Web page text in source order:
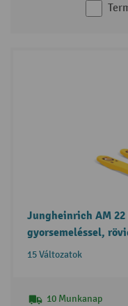
Jungheinrich AM
gyorsemeléssel,
15 Változatok
10 Munkanap